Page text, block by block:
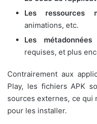
Les ressources
animations, etc.
Les métadonnées:
requises, et plus
Contrairement aux
Play, les fichiers APK
sources externes, ce qui
pour les installer.